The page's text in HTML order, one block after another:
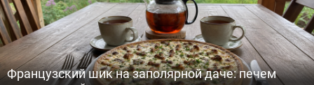
Французский шик на заполярной даче: печем